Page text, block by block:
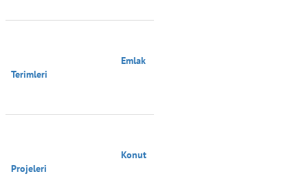
Terimleri
Projeleri